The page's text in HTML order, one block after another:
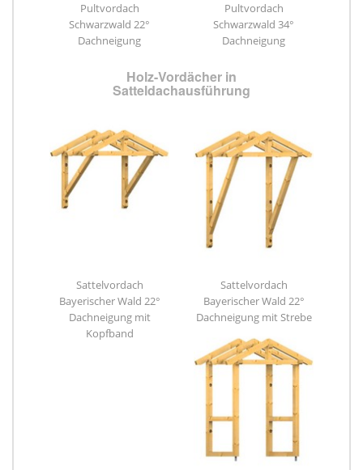
Pultvordach
Schwarzwald 22°
Dachneigung
Pultvordach
Schwarzwald 34°
Dachneigung
Holz-Vordächer in
Satteldachausführung
Sattelvordach
Bayerischer Wald 22°
Dachneigung mit
Kopfband
Sattelvordach
Bayerischer Wald 22°
Dachneigung mit Strebe